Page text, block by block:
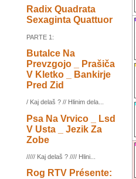
Radix Quadrata
Sexaginta Quattuor
PARTE 1:
Butalce Na
Prevzgojo _ Prašiča
V Kletko _ Bankirje
Pred Zid
/ Kaj delaš ? // Hlinim dela...
Psa Na Vrvico _ Lsd
V Usta _ Jezik Za
Zobe
///// Kaj delaš ? //// Hlini...
Rog RTV Présente: